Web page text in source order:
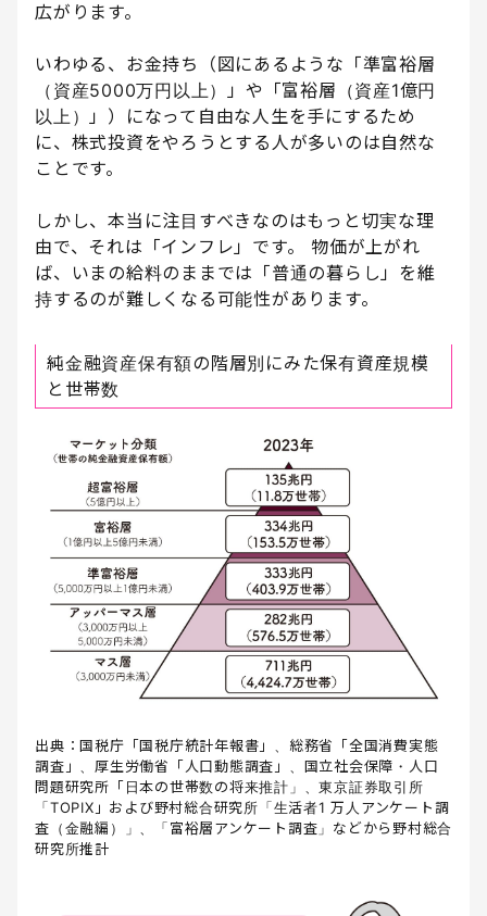
広がります。
いわゆる、お金持ち（図にあるような「準富裕層
（資産5000万円以上）」や「富裕層（資産1億円
以上）」）になって自由な人生を手にするため
に、株式投資をやろうとする人が多いのは自然な
ことです。
しかし、本当に注目すべきなのはもっと切実な理
由で、それは「インフレ」です。 物価が上がれ
ば、いまの給料のままでは「普通の暮らし」を維
持するのが難しくなる可能性があります。
純金融資産保有額の階層別にみた保有資産規模
と世帯数
出典：国税庁「国税庁統計年報書」、総務省「全国消費実態
調査」、厚生労働省「人口動態調査」、国立社会保障・人口
問題研究所「日本の世帯数の将来推計」、東京証券取引所
「TOPIX」および野村総合研究所「生活者1 万人アンケート調
査（金融編）」、「富裕層アンケート調査」などから野村総合
研究所推計